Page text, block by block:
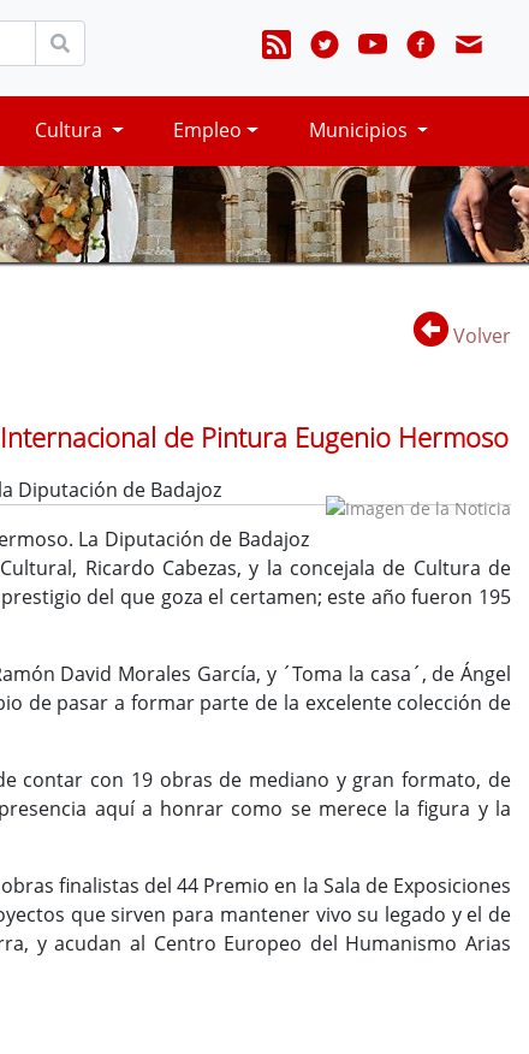
Cultura Empleo Municipios
Volver
de Pintura Eugenio Hermoso
Diputación de Badajoz
La Diputación de Badajoz
Ricardo Cabezas, y la concejala de Cultura de
del que goza el certamen; este año fueron 195
David Morales García, y ´Toma la casa´, de Ángel
de pasar a formar parte de la excelente colección de
contar con 19 obras de mediano y gran formato, de
aquí a honrar como se merece la figura y la
finalistas del 44 Premio en la Sala de Exposiciones
que sirven para mantener vivo su legado y el de
y acudan al Centro Europeo del Humanismo Arias